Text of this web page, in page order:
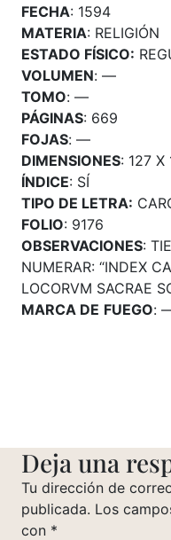
FECHA: 1594
MATERIA: RELIGIÓN
ESTADO FÍSICO:
VOLUMEN: —
TOMO: —
PÁGINAS: 669
FOJAS: —
DIMENSIONES: 127 X
ÍNDICE: SÍ
TIPO DE LETRA:
FOLIO: 9176
OBSERVACIONES:
NUMERAR: “INDEX
LOCORVM SACRAE
MARCA DE FUEGO:
Deja una
Tu dirección de
publicada. Los
con *